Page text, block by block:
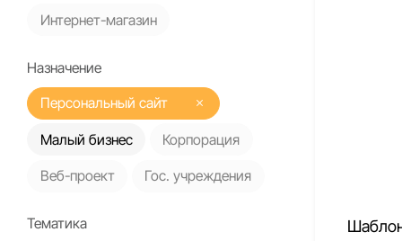
Интернет-магазин
Назначение
Персональный сайт
Малый бизнес Корпорация
Веб-проект Гос. учреждения
Тематика